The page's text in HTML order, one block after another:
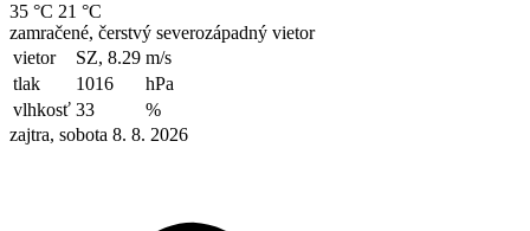
35 °C 21 °C
zamračené, čerstvý severozápadný vietor
vietor
SZ, 8.29 m/s
tlak
1016
hPa
vlhkosť 33
%
zajtra, sobota 8. 8. 2026